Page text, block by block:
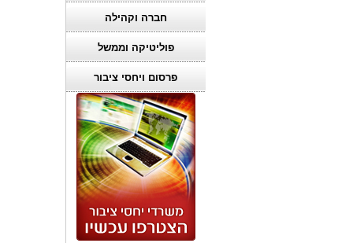
חברה וקהילה
פוליטיקה וממשל
פרסום ויחסי ציבור